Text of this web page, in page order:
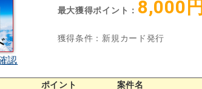
認
最大獲得ポイント： 8,000円
獲得条件：新規カード発行
ポイント 案件名